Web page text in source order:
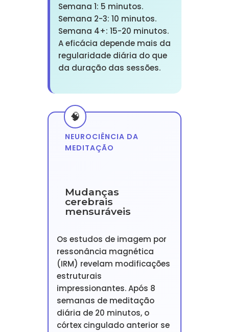
Semana 1: 5 minutos.
Semana 2-3: 10 minutos.
Semana 4+: 15-20 minutos.
A eficácia depende mais da
regularidade diária do que
da duração das sessões.
NEUROCIÊNCIA DA
MEDITAÇÃO
Mudanças
cerebrais
mensuráveis
Os estudos de imagem por
ressonância magnética
(IRM) revelam modificações
estruturais
impressionantes. Após 8
semanas de meditação
diária de 20 minutos, o
córtex cingulado anterior se